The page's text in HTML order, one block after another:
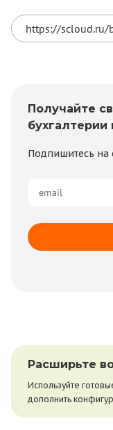
Получайте
бухгалтерии
Подпишитесь на
Расширьте
Используйте
дополнить